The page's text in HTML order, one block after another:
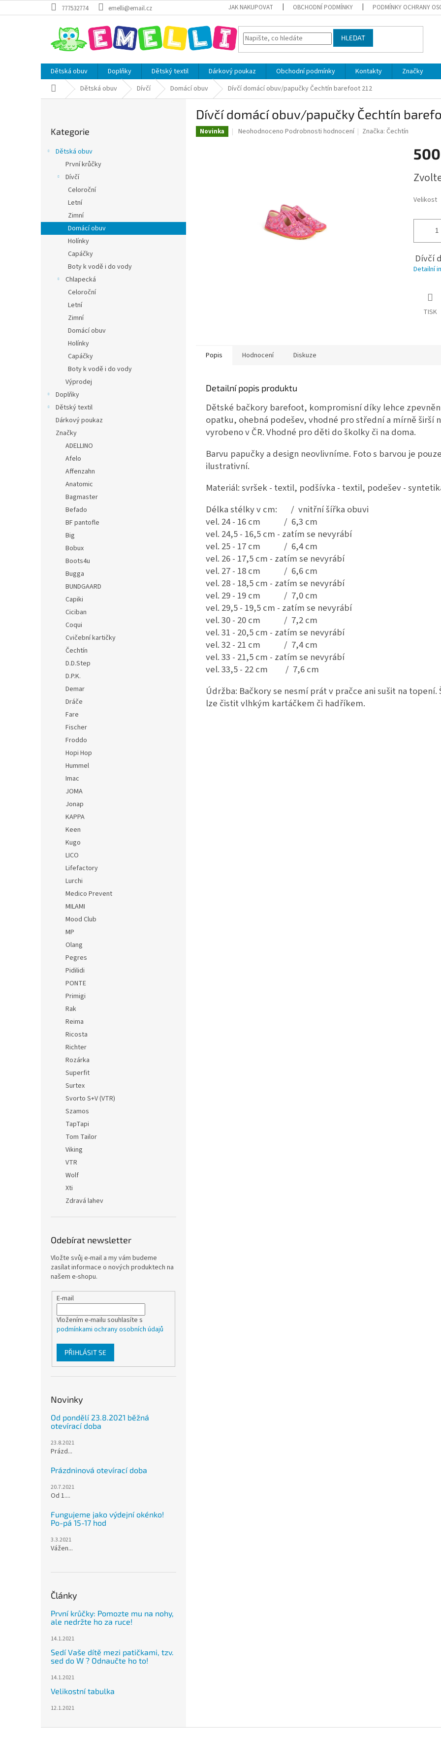
na
777532774 emelli@email.cz JAK NAKUPOVAT OBCHODNÍ PODMÍNKY PODMÍNKY OCHRANY
HLEDAT
Dětská obuv Doplňky Dětský textil Dárkový poukaz Obchodní podmínky Kontakty
Značky
Domů Dětská obuv Dívčí Domácí obuv Dívčí domácí obuv/papučky Čechtín barefoot 212
n
e
kategorie
Kategorie
Dětská obuv
První krůčky
Dívčí
Celoroční
Letní
Zimní
Domácí obuv
Holínky
Capáčky
Boty k vodě i do vody
Chlapecká
Celoroční
Letní
Zimní
Domácí obuv
Holínky
Capáčky
Boty k vodě i do vody
Výprodej
Doplňky
Dětský textil
Dárkový poukaz
Značky
ADELLINO
Afelo
Affenzahn
Anatomic
Bagmaster
Befado
BF pantofle
Big
Bobux
Boots4u
Bugga
BUNDGAARD
Capiki
Ciciban
Coqui
Cvičební kartičky
Čechtín
D.D.Step
D.P.K.
Demar
Dráče
Fare
Fischer
Froddo
Hopi Hop
Hummel
Imac
JOMA
Jonap
KAPPA
Keen
Kugo
LICO
Lifefactory
Lurchi
Medico Prevent
MILAMI
Mood Club
MP
Olang
Pegres
Pidilidi
PONTE
Primigi
Rak
Reima
Ricosta
Richter
Rozárka
Superfit
Surtex
Svorto S+V (VTR)
Szamos
TapTapi
Tom Tailor
Viking
VTR
Wolf
Xti
Zdravá lahev
Odebírat newsletter
Vložte svůj e-mail a my vám budeme
zasílat informace o nových produktech na
našem e-shopu.
E-mail
Vložením e-mailu souhlasíte s
podmínkami ochrany osobních údajů
PŘIHLÁSIT SE
Novinky
Od pondělí 23.8.2021 běžná
otevírací doba
23.8.2021
Prázd...
Prázdninová otevírací doba
20.7.2021
Od 1....
Fungujeme jako výdejní okénko!
Po-pá 15-17 hod
3.3.2021
Vážen...
Články
První krůčky: Pomozte mu na nohy,
ale nedržte ho za ruce!
14.1.2021
Sedí Vaše dítě mezi patičkami, tzv.
sed do W ? Odnaučte ho to!
14.1.2021
Velikostní tabulka
12.1.2021
Dívčí domácí obuv/papučky Čechtín
Novinka
Průměrné
Neohodnoceno Podrobnosti hodnocení Značka: Čechtín
cena:
Velikost
Dívčí
Detailní
TISK
Popis Hodnocení Diskuze
Detailní popis produktu
Dětské bačkory barefoot, kompromisní díky lehce
opatku, ohebná podešev, vhodné pro střední a mírně širší
vyrobeno v ČR. Vhodné pro děti do školky či na doma.
Barvu papučky a design neovlivníme. Foto s barvou je
ilustrativní.
Materiál: svršek - textil, podšívka - textil, podešev -
Délka stélky v cm: / vnitřní šířka obuvi
vel. 24 - 16 cm / 6,3 cm
vel. 24,5 - 16,5 cm - zatím se nevyrábí
vel. 25 - 17 cm / 6,4 cm
vel. 26 - 17,5 cm - zatím se nevyrábí
vel. 27 - 18 cm / 6,6 cm
vel. 28 - 18,5 cm - zatím se nevyrábí
vel. 29 - 19 cm / 7,0 cm
vel. 29,5 - 19,5 cm - zatím se nevyrábí
vel. 30 - 20 cm / 7,2 cm
vel. 31 - 20,5 cm - zatím se nevyrábí
vel. 32 - 21 cm / 7,4 cm
vel. 33 - 21,5 cm - zatím se nevyrábí
vel. 33,5 - 22 cm / 7,6 cm
Údržba: Bačkory se nesmí prát v pračce ani sušit na topení.
lze čistit vlhkým kartáčkem či hadříkem.